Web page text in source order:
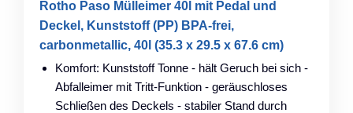
Rotho Paso Mülleimer 40l mit Pedal und
Deckel, Kunststoff (PP) BPA-frei,
carbonmetallic, 40l (35.3 x 29.5 x 67.6 cm)
Komfort: Kunststoff Tonne - hält Geruch bei sich -
Abfalleimer mit Tritt-Funktion - geräuschloses
Schließen des Deckels - stabiler Stand durch